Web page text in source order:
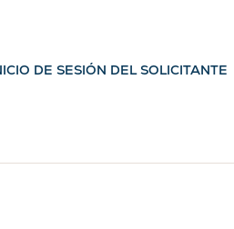
DE SESIÓN DEL SOLICITANTE